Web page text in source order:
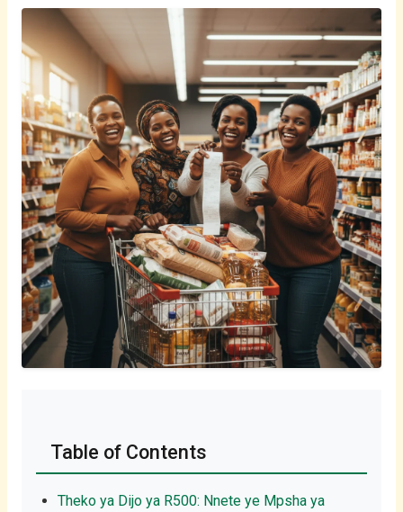
Table of Contents
Theko ya Dijo ya R500: Nnete ye Mpsha ya